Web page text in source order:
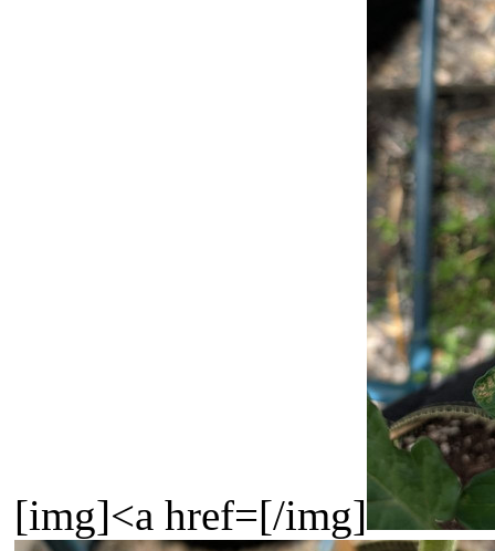
[img]<a href=[/img]